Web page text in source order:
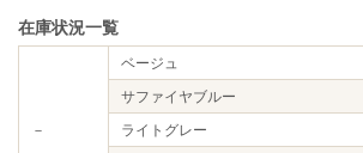
在庫状況一覧
－
ベージュ
サファイヤブルー
ライトグレー